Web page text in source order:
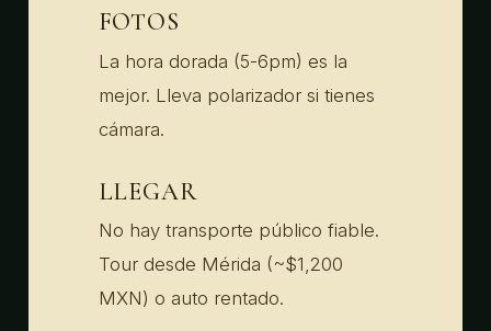
FOTOS
La hora dorada (5-6pm) es la
mejor. Lleva polarizador si tienes
cámara.
LLEGAR
No hay transporte público fiable.
Tour desde Mérida (~$1,200
MXN) o auto rentado.